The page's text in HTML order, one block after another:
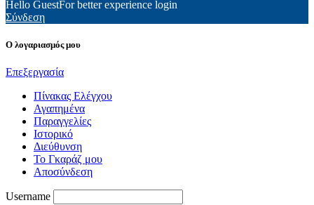
Hello GuestFor better experience login
Σύνδεση
Ο λογαριασμός μου
Επεξεργασία
Πίνακας Ελέγχου
Αγαπημένα
Παραγγελίες
Ιστορικό
Διεύθυνση
Το Γκαράζ μου
Αποσύνδεση
Username